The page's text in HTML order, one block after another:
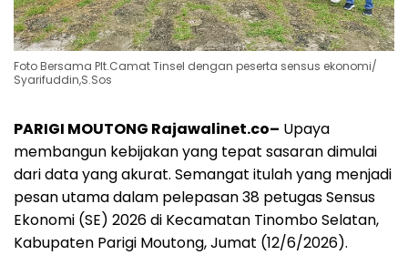
Foto Bersama Plt.Camat Tinsel dengan peserta sensus ekonomi/
Syarifuddin,S.Sos
PARIGI MOUTONG Rajawalinet.co– Upaya
membangun kebijakan yang tepat sasaran dimulai
dari data yang akurat. Semangat itulah yang menjadi
pesan utama dalam pelepasan 38 petugas Sensus
Ekonomi (SE) 2026 di Kecamatan Tinombo Selatan,
Kabupaten Parigi Moutong, Jumat (12/6/2026).